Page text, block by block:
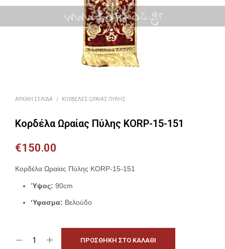
ΑΡΧΙΚΉ ΣΕΛΊΔΑ / ΚΟΡΔΈΛΕΣ ΩΡΑΊΑΣ ΠΎΛΗΣ
Κορδέλα Ωραίας Πύλης KORP-15-151
€150.00
Κορδέλα Ωραίας Πύλης KORP-15-151
Ύψος: 90cm
‘Υφασμα: Βελούδο
ΠΡΟΣΘΉΚΗ ΣΤΟ ΚΑΛΆΘΙ